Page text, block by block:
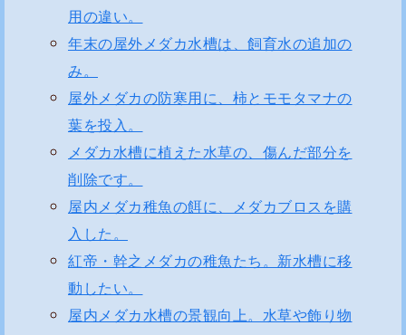
用の違い。
年末の屋外メダカ水槽は、飼育水の追加の
み。
屋外メダカの防寒用に、柿とモモタマナの
葉を投入。
メダカ水槽に植えた水草の、傷んだ部分を
削除です。
屋内メダカ稚魚の餌に、メダカブロスを購
入した。
紅帝・幹之メダカの稚魚たち。新水槽に移
動したい。
屋内メダカ水槽の景観向上。水草や飾り物